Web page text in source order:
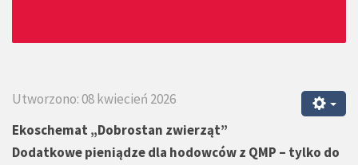
Utworzono: 08 kwiecień 2026
Ekoschemat „Dobrostan zwierząt”
Dodatkowe pieniądze dla hodowców z QMP – tylko do